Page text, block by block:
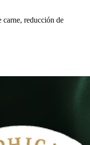
carne, reducción de